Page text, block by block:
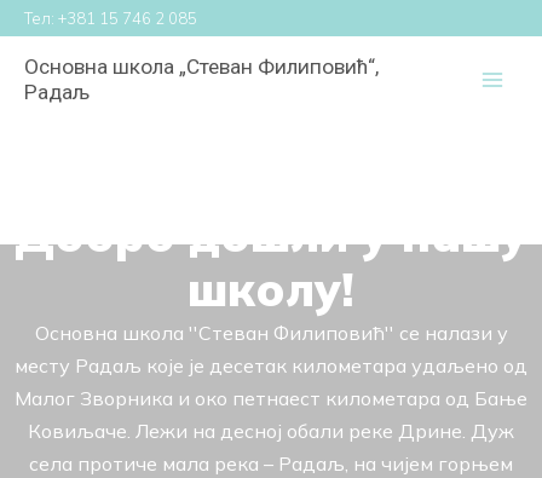
Пређи
на
садржај
Тел: +381 15 746 2 085
Основна школа „Стеван Филиповић“,
Радаљ
Добро дошли у нашу
школу!
Основна школа ''Стеван Филиповић'' се налази у
месту Радаљ које је десетак километара удаљено од
Малог Зворника и око петнаест километара од Бање
Ковиљаче. Лежи на десној обали реке Дрине. Дуж
села протиче мала река – Радаљ, на чијем горњем